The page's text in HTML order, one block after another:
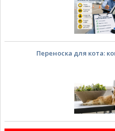
Переноска для кота: